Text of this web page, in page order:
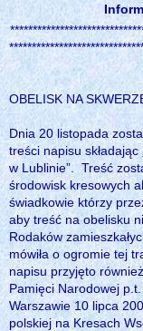
OBELISK NA
Dnia 20 listopada
treści napisu
w Lublinie”. Treść
środowisk kresowych
świadkowie którzy
aby treść na obelisku
Rodaków
mówiła o ogromie tej
napisu przyjęto
Pamięci Narodowej
Warszawie 10 lipca
polskiej na Kresach